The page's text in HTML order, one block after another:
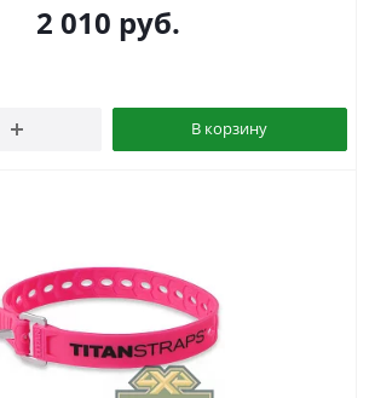
2 010 руб.
В корзину